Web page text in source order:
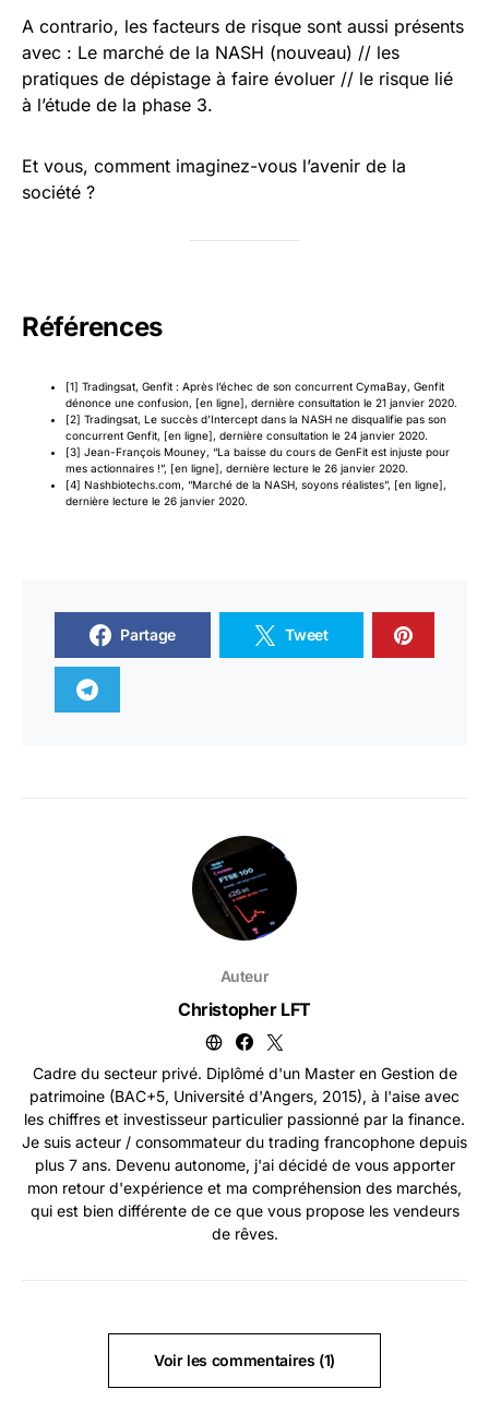
A contrario, les facteurs de risque sont aussi présents
avec : Le marché de la NASH (nouveau) // les
pratiques de dépistage à faire évoluer // le risque lié
à l’étude de la phase 3.
Et vous, comment imaginez-vous l’avenir de la
société ?
Références
[1] Tradingsat, Genfit : Après l’échec de son concurrent CymaBay, Genfit
dénonce une confusion, [en ligne], dernière consultation le 21 janvier 2020.
[2] Tradingsat, Le succès d’Intercept dans la NASH ne disqualifie pas son
concurrent Genfit, [en ligne], dernière consultation le 24 janvier 2020.
[3] Jean-François Mouney, “La baisse du cours de GenFit est injuste pour
mes actionnaires !”, [en ligne], dernière lecture le 26 janvier 2020.
[4] Nashbiotechs.com, “Marché de la NASH, soyons réalistes”, [en ligne],
dernière lecture le 26 janvier 2020.
Partage Tweet
Auteur
Christopher LFT
Cadre du secteur privé. Diplômé d'un Master en Gestion de
patrimoine (BAC+5, Université d'Angers, 2015), à l'aise avec
les chiffres et investisseur particulier passionné par la finance.
Je suis acteur / consommateur du trading francophone depuis
plus 7 ans. Devenu autonome, j'ai décidé de vous apporter
mon retour d'expérience et ma compréhension des marchés,
qui est bien différente de ce que vous propose les vendeurs
de rêves.
Voir les commentaires (1)